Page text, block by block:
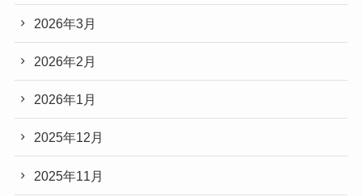
2026年3月
2026年2月
2026年1月
2025年12月
2025年11月